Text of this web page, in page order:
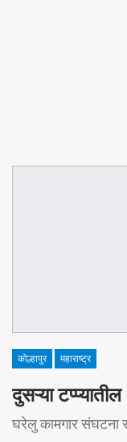
कोल्हापुर महाराष्ट्र
दुसऱ्या
घरेलु कामगार संघटना